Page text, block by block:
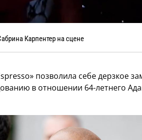
Карпентер на сцене
позволила себе дерзкое
в отношении 64-летнего